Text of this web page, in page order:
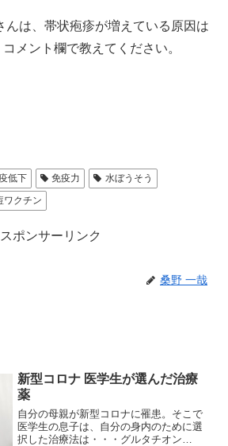
んは、帯状疱疹が増えている原因は
メント欄で教えてください。
低下 免疫力
水ぼうそう
ワクチン
スポンサーリンク
桑野 一哉
新型コロナ 医学生が選んだ治療
薬
自分の母親が新型コロナに罹患。そこで
医学生の息子は、自分の身内のために選
択した治療法は・・・グルタチオン